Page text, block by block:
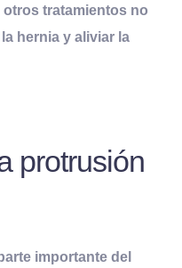
tratamientos no
hernia y aliviar la
protrusión
importante del